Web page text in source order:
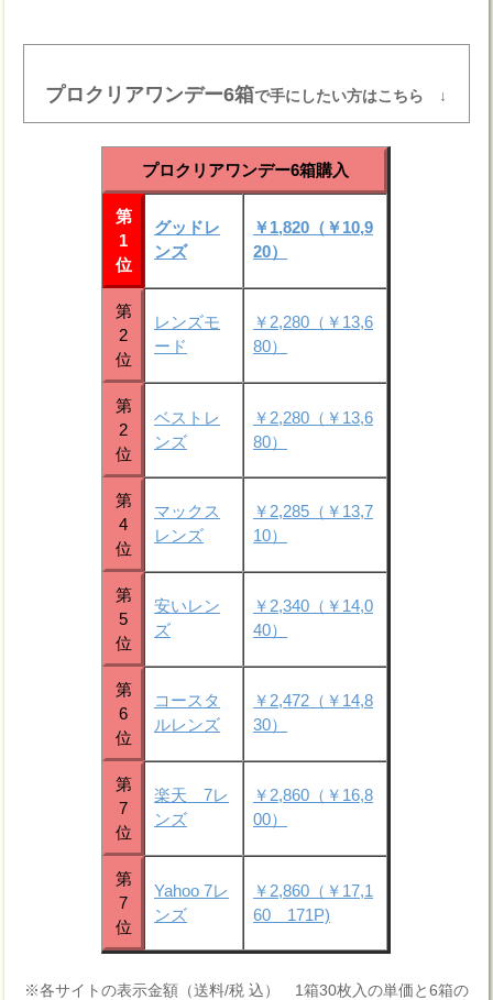
プロクリアワンデー6箱で手にしたい方はこちら ↓
プロクリアワンデー6箱購入
第
1
位
グッドレ
ンズ
￥1,820（￥10,9
20）
第
2
位
レンズモ
ード
￥2,280（￥13,6
80）
第
2
位
ベストレ
ンズ
￥2,280（￥13,6
80）
第
4
位
マックス
レンズ
￥2,285（￥13,7
10）
第
5
位
安いレン
ズ
￥2,340（￥14,0
40）
第
6
位
コースタ
ルレンズ
￥2,472（￥14,8
30）
第
7
位
楽天 7レ
ンズ
￥2,860（￥16,8
00）
第
7
位
Yahoo 7レ
ンズ
￥2,860（￥17,1
60 171P)
※各サイトの表示金額（送料/税 込） 1箱30枚入の単価と6箱の